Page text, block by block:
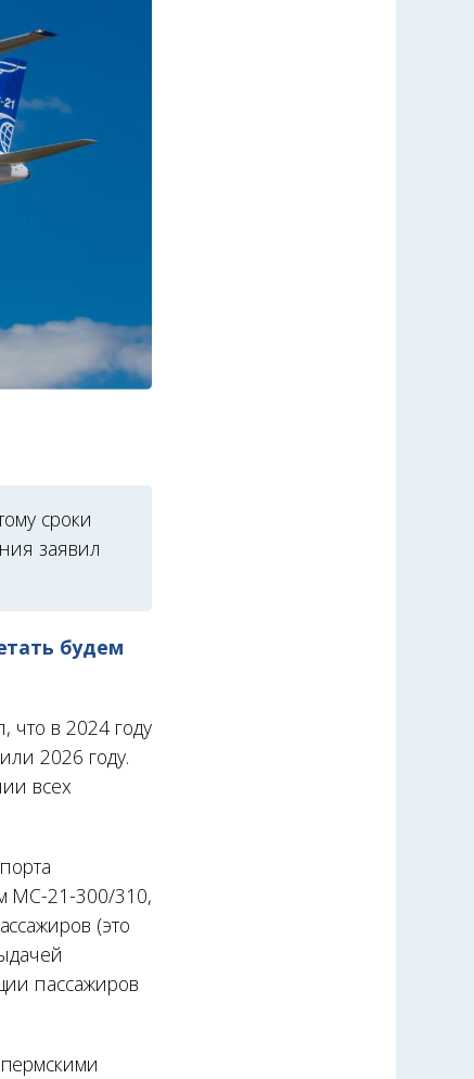
сроки
заявил
будем
что в 2024 году
2026 году.
всех
МС-21-300/310,
(это
пассажиров